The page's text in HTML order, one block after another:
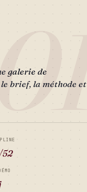
galerie de
brief, la méthode et